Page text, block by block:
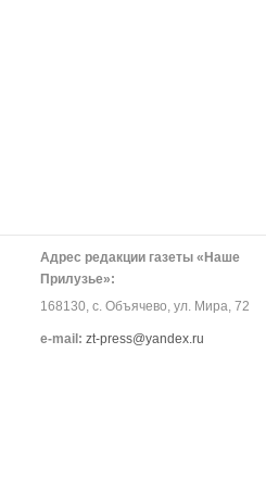
Адрес редакции газеты «Наше
Прилузье»:
168130, с. Объячево, ул. Мира, 72
е-mail: zt-press@yandex.ru